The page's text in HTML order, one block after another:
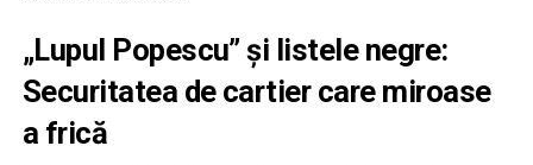
„Lupul Popescu” și listele negre:
Securitatea de cartier care miroase
a frică